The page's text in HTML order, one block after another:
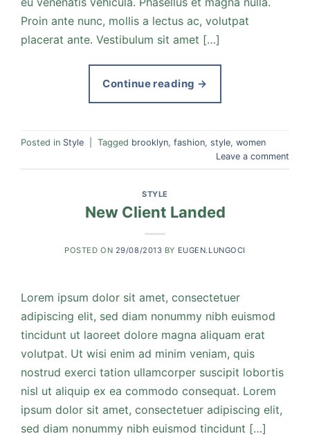
Proin ante nunc, mollis a lectus ac, volutpat
placerat ante. Vestibulum sit amet […]
Continue reading →
Posted in Style Tagged brooklyn, fashion, style, women
Leave a comment
STYLE
New Client Landed
POSTED ON 29/08/2013 BY EUGEN.LUNGOCI
Lorem ipsum dolor sit amet, consectetuer
adipiscing elit, sed diam nonummy nibh euismod
tincidunt ut laoreet dolore magna aliquam erat
volutpat. Ut wisi enim ad minim veniam, quis
nostrud exerci tation ullamcorper suscipit lobortis
nisl ut aliquip ex ea commodo consequat. Lorem
ipsum dolor sit amet, consectetuer adipiscing elit,
sed diam nonummy nibh euismod tincidunt […]